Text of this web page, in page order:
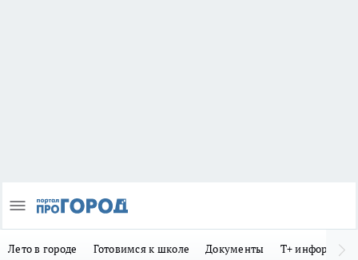
Лето в городе Готовимся к школе Документы Т+